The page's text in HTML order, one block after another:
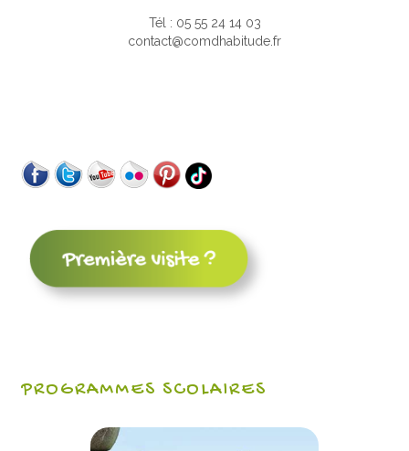
Tél : 05 55 24 14 03
contact@comdhabitude.fr
PROGRAMMES SCOLAIRES